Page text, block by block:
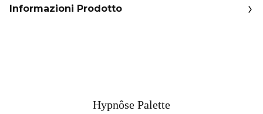
Informazioni Prodotto
Hypnôse Palette